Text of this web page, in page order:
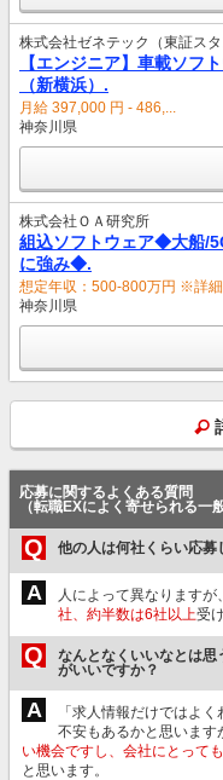
株式会社ゼネテック（東証スタ
【エンジニア】車載ソフ
（新横浜）.
月給 397,000 円 - 486,...
神奈川県
株式会社ＯＡ研究所
組込ソフトウェア◆大船/
に強み◆.
想定年収：500-800万円 ※詳細
神奈川県
応募に関するよくある質問
（転職EXによく寄せられる一
Q 他の人は何社くらい応募
A 人によって異なりますが、
社、約半数は6社以上受
Q
なんとなくいいなとは
がいいですか？
A
「求人情報だけではよ
不安もあるかと思います
い機会ですし、会社にとって
と思います。